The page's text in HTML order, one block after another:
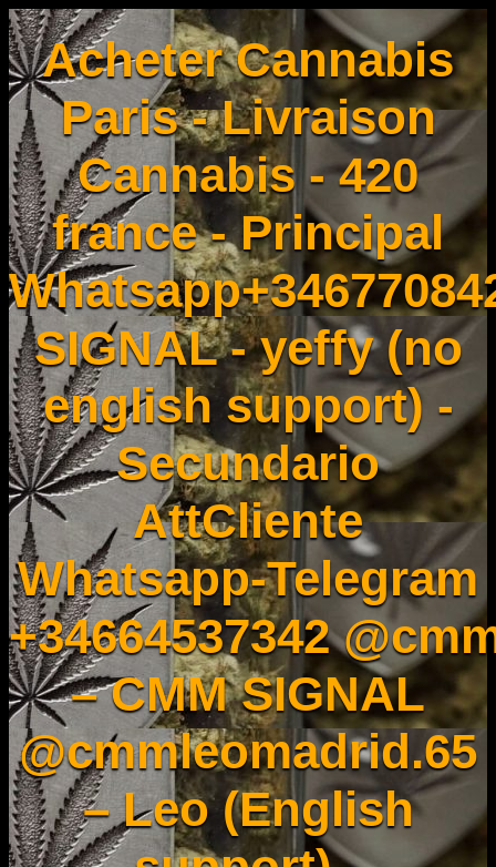
Acheter Cannabis
Paris - Livraison
Cannabis - 420
france - Principal
SIGNAL - yeffy (no
english support) -
Secundario
AttCliente
Whatsapp-Telegram
+34664537342
– CMM SIGNAL
@cmmleomadrid.65
– Leo (English